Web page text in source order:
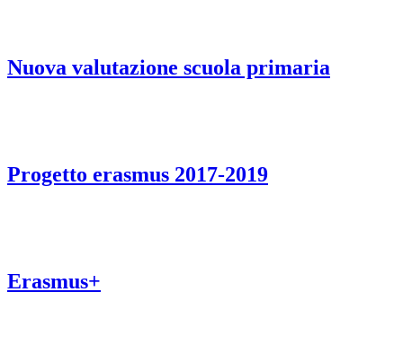
Nuova valutazione scuola primaria
Progetto erasmus 2017-2019
Erasmus+